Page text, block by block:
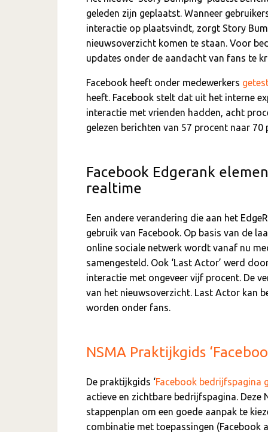
geleden zijn geplaatst. Wanneer
interactie op plaatsvindt, zorgt Story
nieuwsoverzicht komen te staan. Voor
updates onder de aandacht van fans te
Facebook heeft onder medewerkers
heeft. Facebook stelt dat uit het interne
interactie met vrienden hadden, acht
gelezen berichten van 57 procent naar 70
Facebook Edgerank
realtime
Een andere verandering die aan het
gebruik van Facebook. Op basis van de
online sociale netwerk wordt vanaf nu
samengesteld. Ook ‘Last Actor’ werd
interactie met ongeveer vijf procent. De
van het nieuwsoverzicht. Last Actor kan
worden onder fans.
NSMA Praktijkgids
De praktijkgids ‘Facebook bedrijfspagina
actieve en zichtbare bedrijfspagina.
stappenplan om een goede aanpak te
combinatie met toepassingen (Facebook